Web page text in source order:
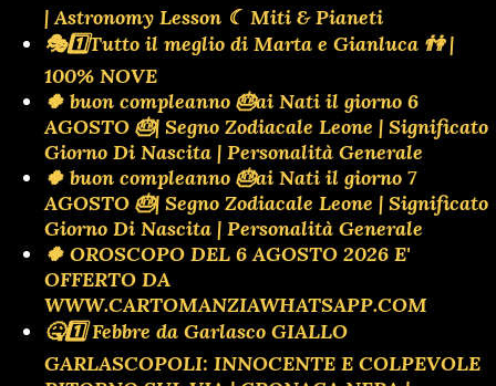
| Astronomy Lesson ☾ Miti & Pianeti
🎭1️⃣Tutto il meglio di Marta e Gianluca 👫 |
100% NOVE
🍀 buon compleanno 🎂ai Nati il giorno 6
AGOSTO 🎂| Segno Zodiacale Leone | Significato
Giorno Di Nascita | Personalità Generale
🍀 buon compleanno 🎂ai Nati il giorno 7
AGOSTO 🎂| Segno Zodiacale Leone | Significato
Giorno Di Nascita | Personalità Generale
🍀 OROSCOPO DEL 6 AGOSTO 2026 E'
OFFERTO DA
WWW.CARTOMANZIAWHATSAPP.COM
🤒1️⃣ Febbre da Garlasco GIALLO
GARLASCOPOLI: INNOCENTE E COLPEVOLE